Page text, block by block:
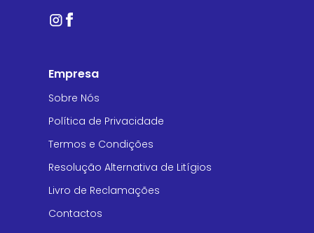
Empresa
Sobre Nós
Política de Privacidade
Termos e Condições
Resolução Alternativa de Litígios
Livro de Reclamações
Contactos